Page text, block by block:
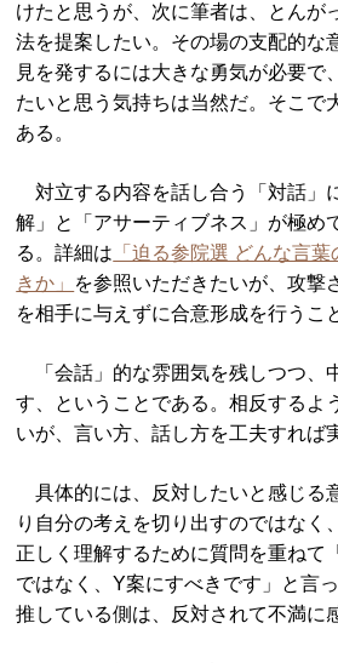
けたと思うが、次に筆者は、とんが
法を提案したい。その場の支配的な
見を発するには大きな勇気が必要で
たいと思う気持ちは当然だ。そこで
ある。
対立する内容を話し合う「対話」
解」と「アサーティブネス」が極め
る。詳細は 「迫る参院選 どんな言
きか」
を参照いただきたいが、攻撃
を相手に与えずに合意形成を行うこ
「会話」的な雰囲気を残しつつ、
す、ということである。相反するよ
いが、言い方、話し方を工夫すれば
具体的には、反対したいと感じる
り自分の考えを切り出すのではなく
正しく理解するために質問を重ねて
ではなく、Y案にすべきです」と言
推している側は、反対されて不満に